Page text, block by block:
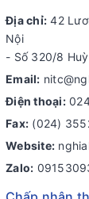
Địa chỉ: 42
Nội
- Số 320/8
Email:
Điện thoại:
Fax: (024)
Website:
Zalo: